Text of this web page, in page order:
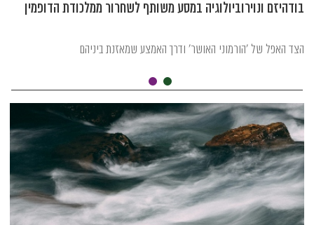
בודהיזם ונוירוביולוגיה במסע משותף לשחרור ממלכודת הדופמין
הצד האפל של 'הורמוני האושר' ודרך האמצע שמאזנת ביניהם